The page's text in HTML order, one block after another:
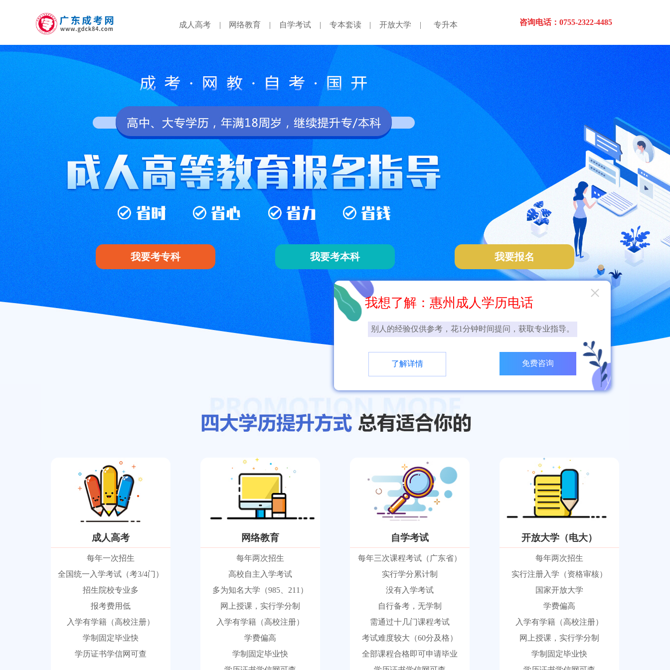
成人高考 | 网络教育 | 自学考试 | 专本套读 | 开放大学 | 专升本 咨询电话：0755-2322-4485
×
我想了解：惠州成人学历电话
别人的经验仅供参考，花1分钟时间提问，获取专业指导。
了解详情 免费咨询
我要考专科 我要考本科 我要报名
成人高考
每年一次招生
全国统一入学考试（考3/4门）
招生院校专业多
报考费用低
入学有学籍（高校注册）
学制固定毕业快
学历证书学信网可查
网络教育
每年两次招生
高校自主入学考试
多为知名大学（985、211）
网上授课，实行学分制
入学有学籍（高校注册）
学费偏高
学制固定毕业快
自学考试
每年三次课程考试（广东省）
实行学分累计制
没有入学考试
自行备考，无学制
需通过十几门课程考试
考试难度较大（60分及格）
全部课程合格即可申请毕业
开放大学（电大）
每年两次招生
实行注册入学（资格审核）
国家开放大学
学费偏高
入学有学籍（高校注册）
网上授课，实行学分制
学制固定毕业快